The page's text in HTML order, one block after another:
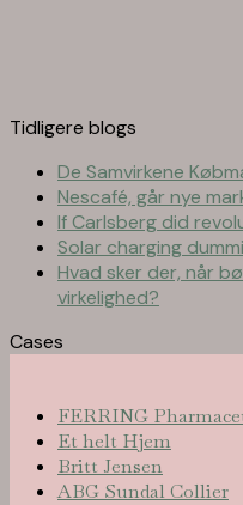
Tidligere blogs
De Samvirkene
Nescafé, går nye
If Carlsberg did
Solar charging
Hvad sker der, når
virkelighed?
Cases
FERRING
Et helt Hjem
Britt Jensen
ABG Sundal Collier